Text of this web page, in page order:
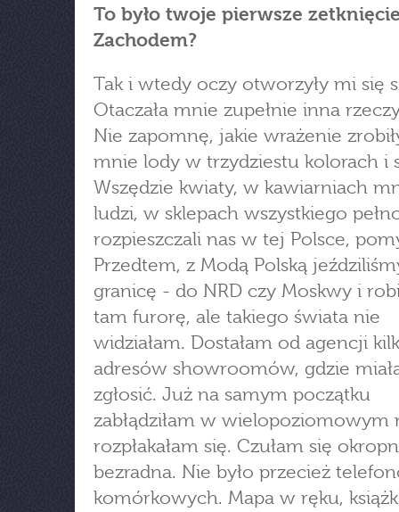
To było twoje pierwsze
Zachodem?
Tak i wtedy oczy otworzyły mi się
Otaczała mnie zupełnie inna
Nie zapomnę, jakie wrażenie
mnie lody w trzydziestu kolorach i
Wszędzie kwiaty, w kawiarniach
ludzi, w sklepach wszystkiego
rozpieszczali nas w tej Polsce,
Przedtem, z Modą Polską
granicę - do NRD czy Moskwy i
tam furorę, ale takiego świata nie
widziałam. Dostałam od agencji
adresów showroomów, gdzie
zgłosić. Już na samym początku
zabłądziłam w wielopoziomowym
rozpłakałam się. Czułam się
bezradna. Nie było przecież
komórkowych. Mapa w ręku,